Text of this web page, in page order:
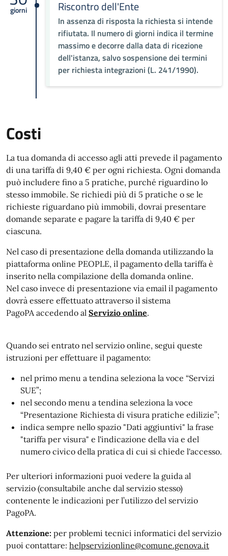
giorni Riscontro dell'Ente
In assenza di risposta la richiesta si intende
rifiutata. Il numero di giorni indica il termine
massimo e decorre dalla data di ricezione
dell'istanza, salvo sospensione dei termini
per richiesta integrazioni (L. 241/1990).
Costi
La tua domanda di accesso agli atti prevede il pagamento
di una tariffa di 9,40 € per ogni richiesta. Ogni domanda
può includere fino a 5 pratiche, purché riguardino lo
stesso immobile. Se richiedi più di 5 pratiche o se le
richieste riguardano più immobili, dovrai presentare
domande separate e pagare la tariffa di 9,40 € per
ciascuna.
Nel caso di presentazione della domanda utilizzando la
piattaforma online PEOPLE, il pagamento della tariffa è
inserito nella compilazione della domanda online.
Nel caso invece di presentazione via email il pagamento
dovrà essere effettuato attraverso il sistema
PagoPA accedendo al Servizio online.
Quando sei entrato nel servizio online, segui queste
istruzioni per effettuare il pagamento:
nel primo menu a tendina seleziona la voce “Servizi
SUE”;
nel secondo menu a tendina seleziona la voce
“Presentazione Richiesta di visura pratiche edilizie”;
indica sempre nello spazio "Dati aggiuntivi" la frase
"tariffa per visura" e l'indicazione della via e del
numero civico della pratica di cui si chiede l'accesso.
Per ulteriori informazioni puoi vedere la guida al
servizio (consultabile anche dal servizio stesso)
contenente le indicazioni per l’utilizzo del servizio
PagoPA.
Attenzione: per problemi tecnici informatici del servizio
puoi contattare: helpservizionline@comune.genova.it